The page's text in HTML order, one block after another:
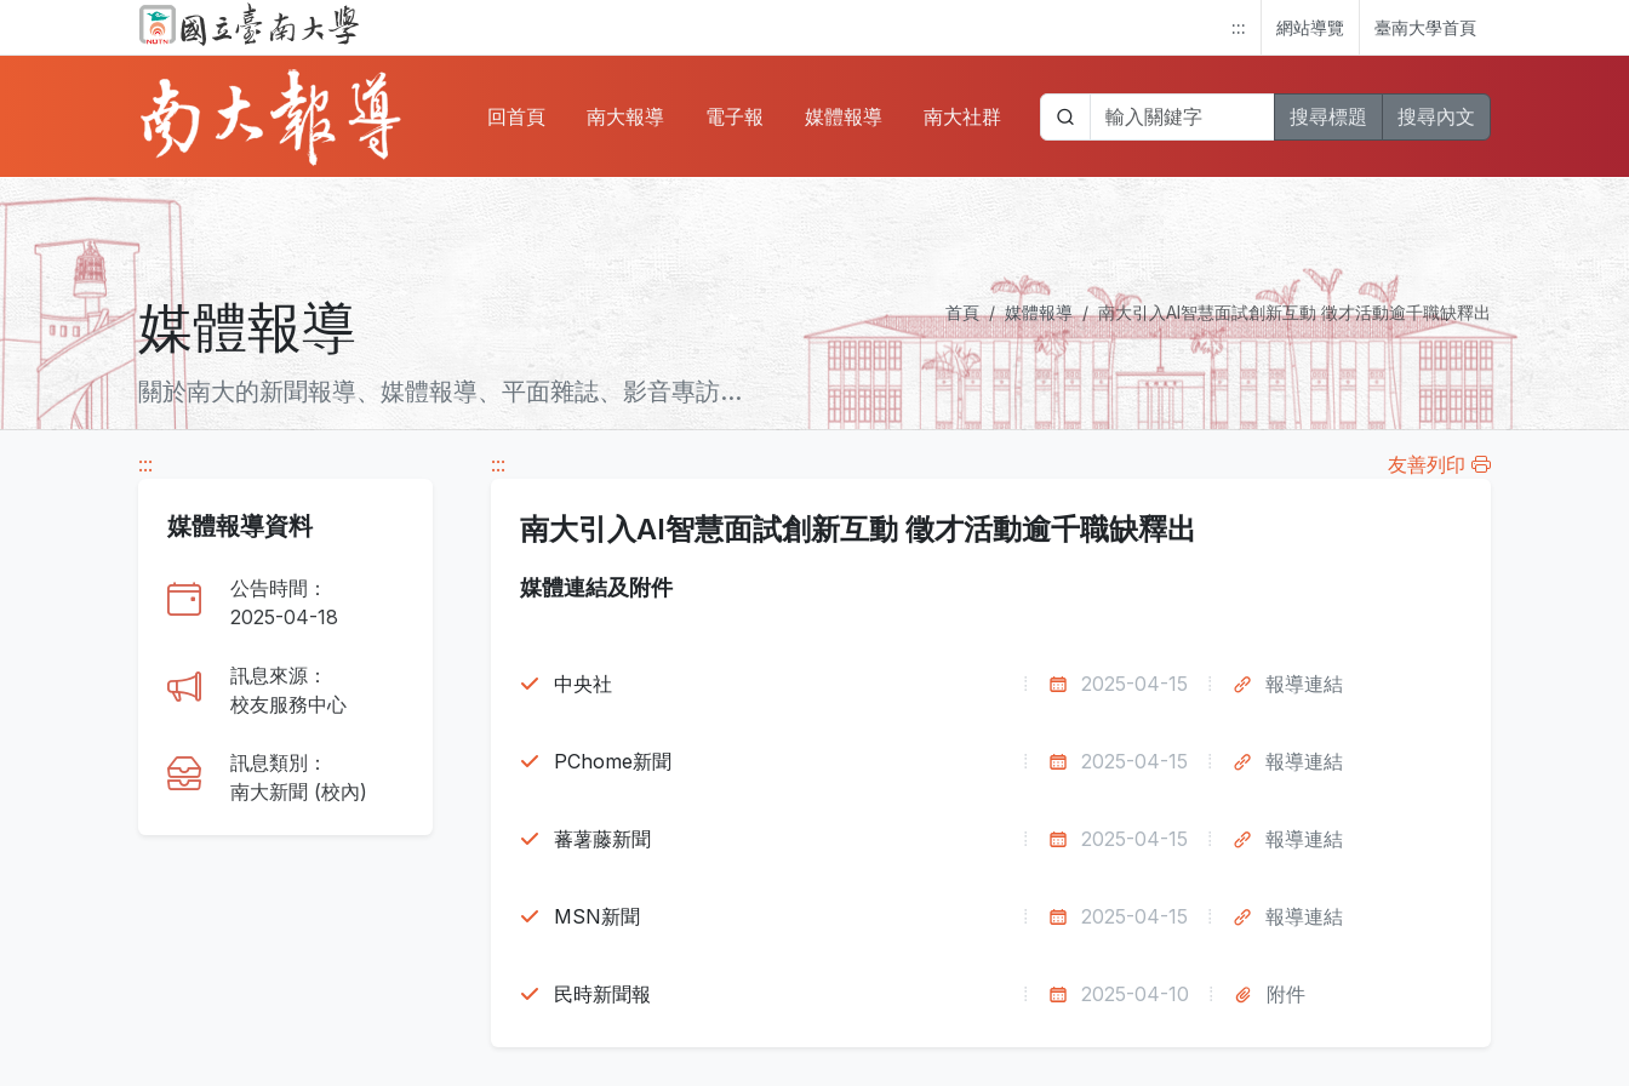
::: 網站導覽 臺南大學首頁
回首頁 南大報導 電子報 媒體報導 南大社群 搜尋標題 搜尋內文
媒體報導
關於南大的新聞報導、媒體報導、平面雜誌、影音專訪...
首頁 媒體報導 南大引入AI智慧面試創新互動 徵才活動逾千職缺釋出
::: 友善列印
南大引入AI智慧面試創新互動 徵才活動逾千職缺釋出
媒體連結及附件
中央社 2025-04-15 報導連結
PChome新聞 2025-04-15 報導連結
蕃薯藤新聞 2025-04-15 報導連結
MSN新聞 2025-04-15 報導連結
民時新聞報 2025-04-10 附件
:::
媒體報導資料
公告時間：
2025-04-18
訊息來源：
校友服務中心
訊息類別：
南大新聞 (校內)